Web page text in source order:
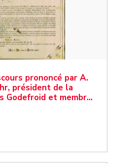
prononcé par A.
président de la
Godefroid et membr…